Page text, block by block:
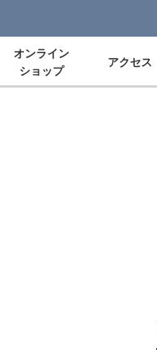
オンライン
ショップ
アクセス